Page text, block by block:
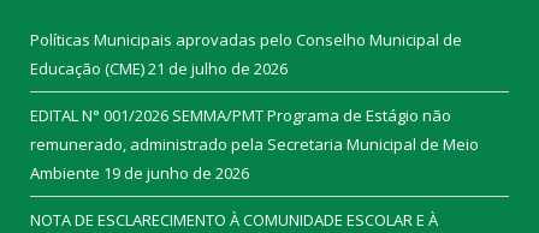
Políticas Municipais aprovadas pelo Conselho Municipal de
Educação (CME)21 de julho de 2026
EDITAL N° 001/2026 SEMMA/PMT Programa de Estágio não
remunerado, administrado pela Secretaria Municipal de Meio
Ambiente 19 de junho de 2026
NOTA DE ESCLARECIMENTO À COMUNIDADE ESCOLAR E À